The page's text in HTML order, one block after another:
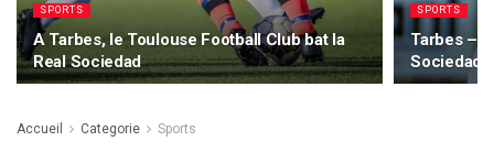
SPORTS
A Tarbes, le Toulouse Football Club bat la
Real Sociedad
SPORTS
Tarbes –
Sociedad
Accueil Categorie Sports